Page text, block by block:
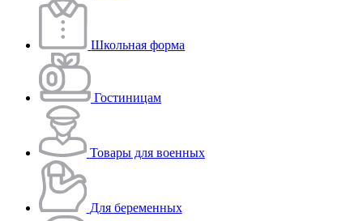
Школьная форма
Гостиницам
Товары для военных
Для беременных